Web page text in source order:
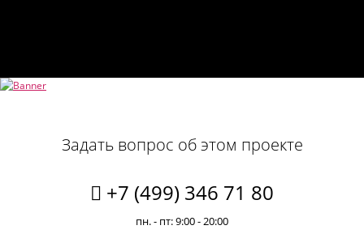
Задать вопрос об этом проекте
+7 (499) 346 71 80
пн. - пт: 9:00 - 20:00